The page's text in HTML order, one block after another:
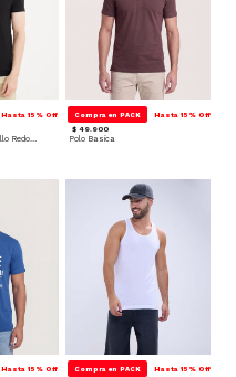
Hasta 15% Off
Camiseta Basica Cuello Redondo
Compra en PACK Hasta 15% Off
$ 49.900
Polo Basica
Hasta 15% Off Compra en PACK Hasta 15% Off